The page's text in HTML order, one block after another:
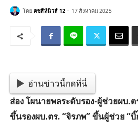
โดย คชสีห์นิวส์ 12 - 17 สิงหาคม 2025
อ่านข่าวนี้กดที่นี่
ส่อง โผนายพลระดับรอง-ผู้ช่วยผบ.
ขึ้นรองผบ.ตร. “จิรภพ” ขึ้นผู้ช่วย “